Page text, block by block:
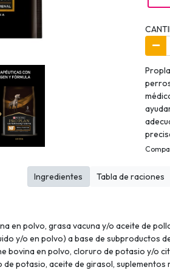
en polvo, grasa vacuna y/o aceite de
y/o en polvo) a base de
bovina en polvo, cloruro de potasio y/o
de potasio, aceite de girasol,
Ingredientes Tabla de raciones